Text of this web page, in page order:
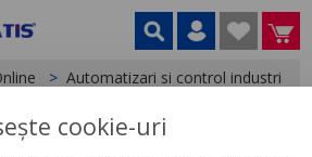
Automatizari si control industrial
< Relee
cookie-uri